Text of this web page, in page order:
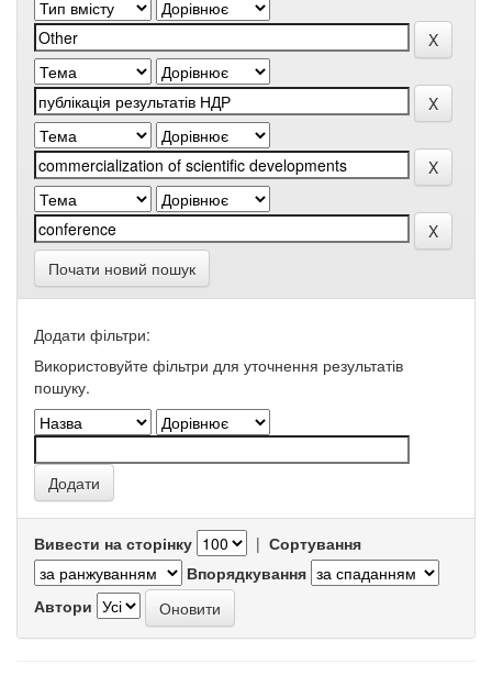
Почати новий пошук
Додати фільтри:
Використовуйте фільтри для уточнення результатів
пошуку.
Вивести на сторінку | Сортування
Впорядкування
Автори